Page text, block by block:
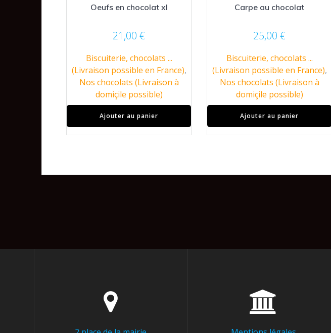
Oeufs en chocolat xl
21,00€
Biscuiterie, chocolats ...
(Livraison possible en France),
Nos chocolats (Livraison à
domiçile possible)
Ajouter au panier
Carpe au chocolat
25,00€
Biscuiterie, chocolats ...
(Livraison possible en France),
Nos chocolats (Livraison à
domiçile possible)
Ajouter au panier